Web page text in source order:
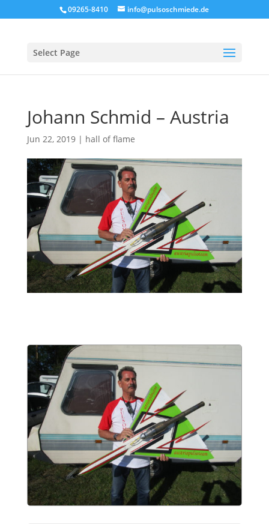
09265-8410 info@pulsoschmiede.de
Select Page
Johann Schmid – Austria
Jun 22, 2019| hall of flame